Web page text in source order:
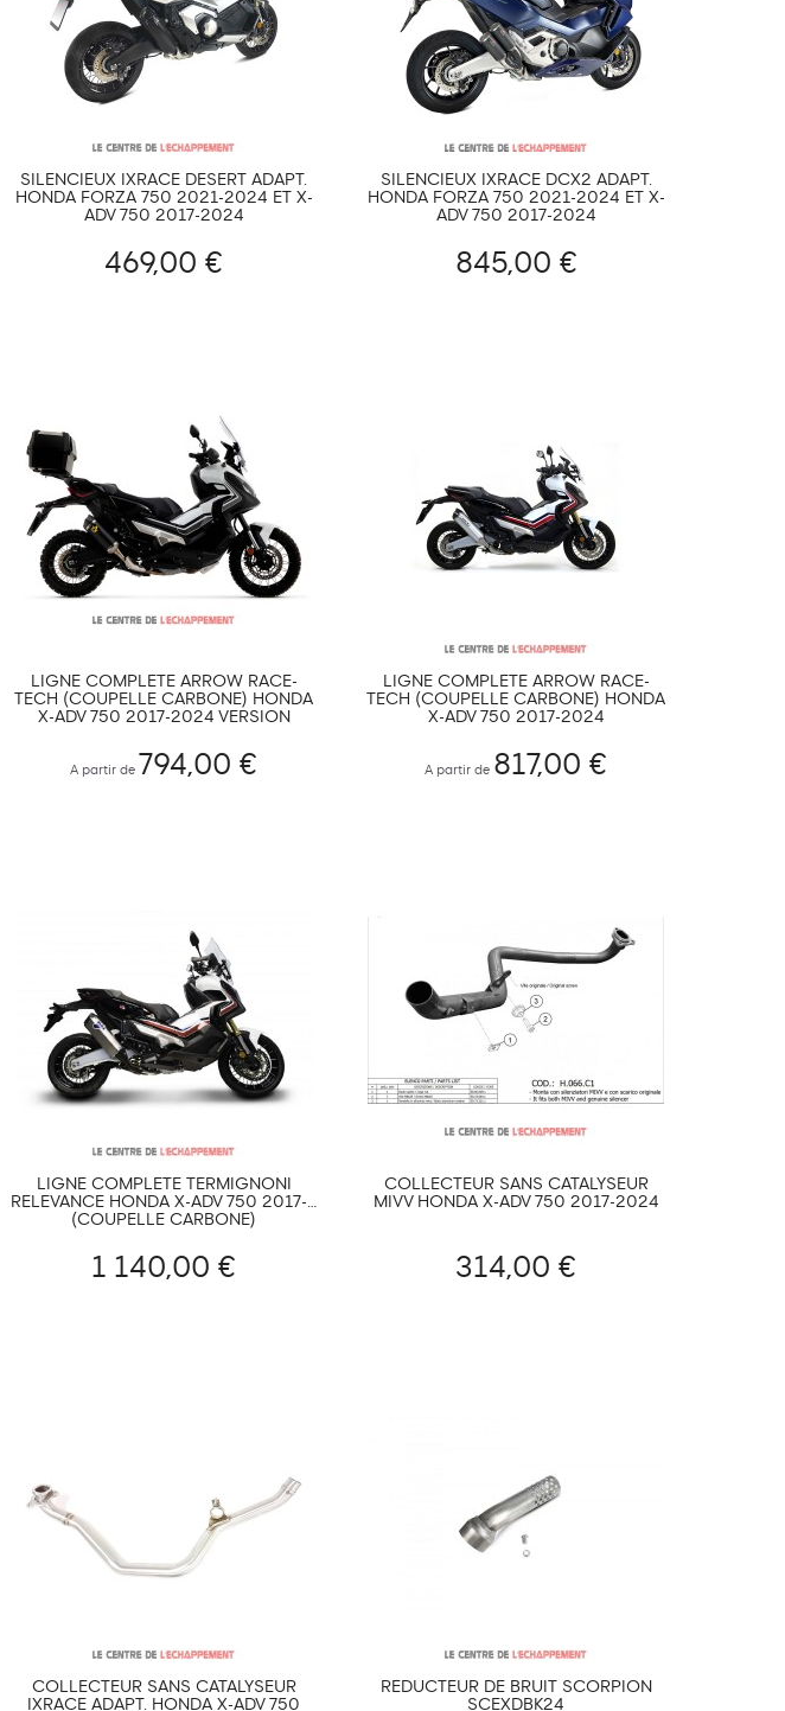
SILENCIEUX IXRACE DESERT ADAPT.
HONDA FORZA 750 2021-2024 ET X-
ADV 750 2017-2024
469,00 €
SILENCIEUX IXRACE DCX2 ADAPT.
HONDA FORZA 750 2021-2024 ET X-
ADV 750 2017-2024
845,00 €
LIGNE COMPLÈTE ARROW RACE-
TECH (COUPELLE CARBONE) HONDA
X-ADV 750 2017-2024 VERSION
A partir de 794,00 €
LIGNE COMPLÈTE ARROW RACE-
TECH (COUPELLE CARBONE) HONDA
X-ADV 750 2017-2024
A partir de 817,00 €
LIGNE COMPLÈTE TERMIGNONI
RELEVANCE HONDA X-ADV 750 2017-...
(COUPELLE CARBONE)
1 140,00 €
COLLECTEUR SANS CATALYSEUR
MIVV HONDA X-ADV 750 2017-2024
314,00 €
COLLECTEUR SANS CATALYSEUR
IXRACE ADAPT. HONDA X-ADV 750
RÉDUCTEUR DE BRUIT SCORPION
SCEXDBK24